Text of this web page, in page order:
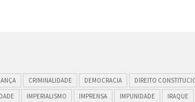
CRIMINALIDADE DEMOCRACIA DIREITO
IMPERIALISMO IMPRENSA IMPUNIDADE IRAQUE